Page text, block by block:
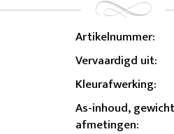
Artikelnummer:
Vervaardigd uit:
Kleurafwerking:
As-inhoud,
afmetingen: